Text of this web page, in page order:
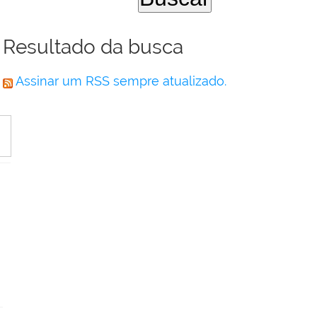
Resultado da busca
Assinar um RSS sempre atualizado.